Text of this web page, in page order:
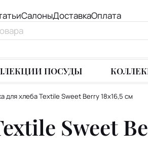
СалоныДоставкаОплата
ПОСУДЫ
для хлеба Textile Sweet Berry 18х16,5 см
Sweet